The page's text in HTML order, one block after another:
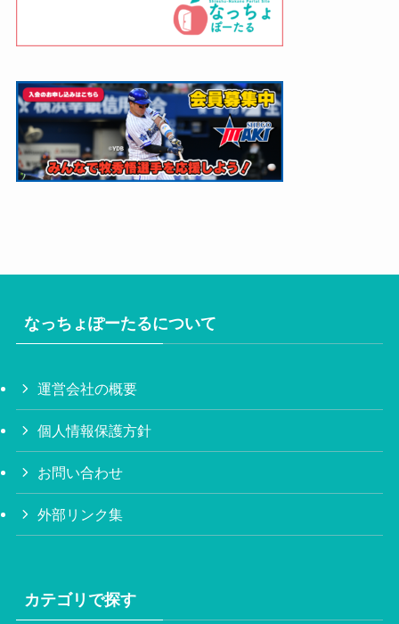
なっちょぽーたるについて
運営会社の概要
個人情報保護方針
お問い合わせ
外部リンク集
カテゴリで探す